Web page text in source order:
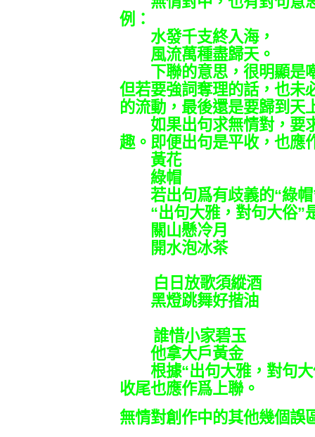
例：
水發千支終入海，
風流萬種盡歸天。
下聯的意思，很明顯是嘲
但若要強詞奪理的話，也未
的流動，最後還是要歸到天
如果出句求無情對，要
趣。即便出句是平收，也應
黃花
綠帽
若出句爲有歧義的“綠帽
“出句大雅，對句大俗”
關山懸冷月
開水泡冰茶
白日放歌須縱酒
黑燈跳舞好揩油
誰惜小家碧玉
他拿大戶黃金
根據“出句大雅，對句大
收尾也應作爲上聯。
無情對創作中的其他幾個誤